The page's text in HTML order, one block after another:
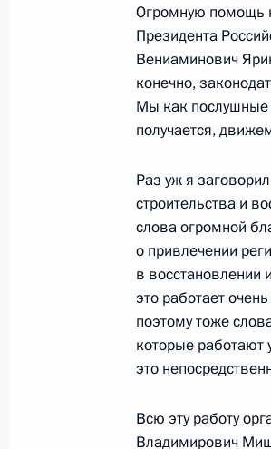
Встреча с врио
Балицким
23 августа 2023 года,
23 августа 2023 года,
22 августа
22 августа 2023 года,
Заседание
Огромную помощь
Президента
Вениаминович
конечно,
Мы как послушные
получается,
Раз уж я
строительства и
слова огромной
о привлечении
в восстановлении
это работает
поэтому тоже
которые работают
это
Всю эту работу
Владимирович